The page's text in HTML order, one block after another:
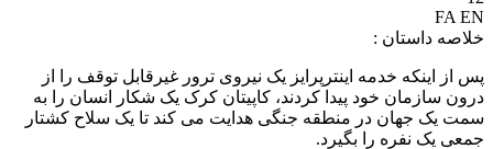
FA EN
خلاصه داستان :
پس از اینکه خدمه اینترپرایز یک نیروی ترور غیرقابل توقف را از
درون سازمان خود پیدا کردند، کاپیتان کرک یک شکار انسان را به
سمت یک جهان در منطقه جنگی هدایت می کند تا یک سلاح کشتار
جمعی یک نفره را بگیرد.